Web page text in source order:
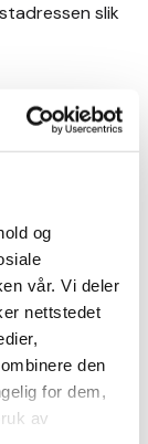
og
vår. Vi deler
nettstedet
den
for dem,
av
slik